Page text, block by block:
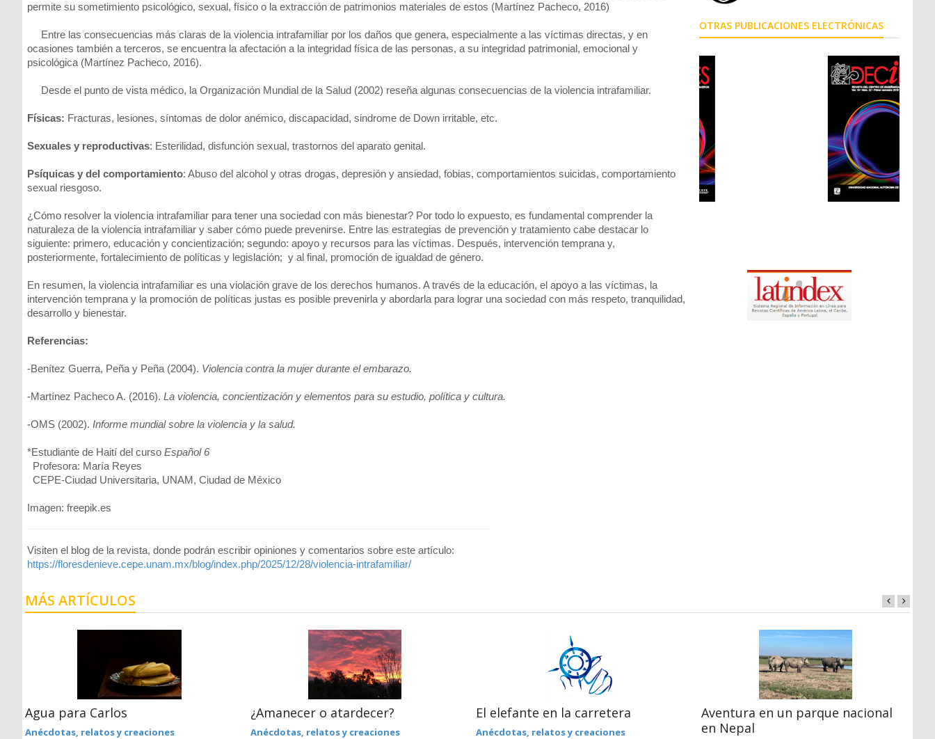
permite su sometimiento psicológico, sexual, físico o la extracción de patrimonios materiales de estos (Martínez Pacheco, 2016)
Entre las consecuencias más claras de la violencia intrafamiliar por los daños que genera, especialmente a las víctimas directas, y en
ocasiones también a terceros, se encuentra la afectación a la integridad física de las personas, a su integridad patrimonial, emocional y
psicológica (Martínez Pacheco, 2016).
Desde el punto de vista médico, la Organización Mundial de la Salud (2002) reseña algunas consecuencias de la violencia intrafamiliar.
Físicas: Fracturas, lesiones, síntomas de dolor anémico, discapacidad, sindrome de Down irritable, etc.
Sexuales y reproductivas: Esterilidad, disfunción sexual, trastornos del aparato genital.
Psíquicas y del comportamiento: Abuso del alcohol y otras drogas, depresión y ansiedad, fobias, comportamientos suicidas, comportamiento
sexual riesgoso.
¿Cómo resolver la violencia intrafamiliar para tener una sociedad con más bienestar? Por todo lo expuesto, es fundamental comprender la
naturaleza de la violencia intrafamiliar y saber cómo puede prevenirse. Entre las estrategias de prevención y tratamiento cabe destacar lo
siguiente: primero, educación y concientización; segundo: apoyo y recursos para las víctimas. Después, intervención temprana y,
posteriormente, fortalecimiento de políticas y legislación; y al final, promoción de igualdad de género.
En resumen, la violencia intrafamiliar es una violación grave de los derechos humanos. A través de la educación, el apoyo a las víctimas, la
intervención temprana y la promoción de políticas justas es posible prevenirla y abordarla para lograr una sociedad con más respeto, tranquilidad,
desarrollo y bienestar.
Referencias:
-Benítez Guerra, Peña y Peña (2004). Violencia contra la mujer durante el embarazo.
-Martínez Pacheco A. (2016). La violencia, concientización y elementos para su estudio, política y cultura.
-OMS (2002). Informe mundial sobre la violencia y la salud.
*Estudiante de Haití del curso Español 6
Profesora: María Reyes
CEPE-Ciudad Universitaria, UNAM, Ciudad de México
Imagen: freepik.es
Visiten el blog de la revista, donde podrán escribir opiniones y comentarios sobre este artículo:
https://floresdenieve.cepe.unam.mx/blog/index.php/2025/12/28/violencia-intrafamiliar/
OTRAS PUBLICACIONES ELECTRÓNICAS
MÁS ARTÍCULOS
Agua para Carlos
Anécdotas, relatos y creaciones
¿Amanecer o atardecer?
Anécdotas, relatos y creaciones
El elefante en la carretera
Anécdotas, relatos y creaciones
Aventura en un parque nacional
en Nepal